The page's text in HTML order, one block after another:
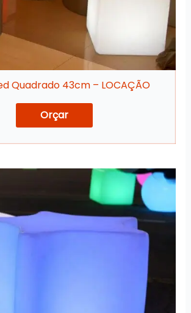
Quadrado 43cm – LOCAÇÃO
Orçar
produto